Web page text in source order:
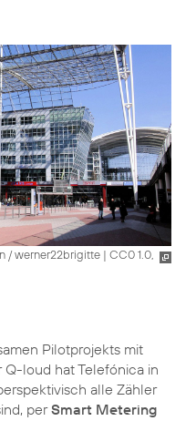
/ werner22brigitte| CC0 1.0,
Pilotprojekts mit
loud hat Telefónica in
alle Zähler
perSmart Metering